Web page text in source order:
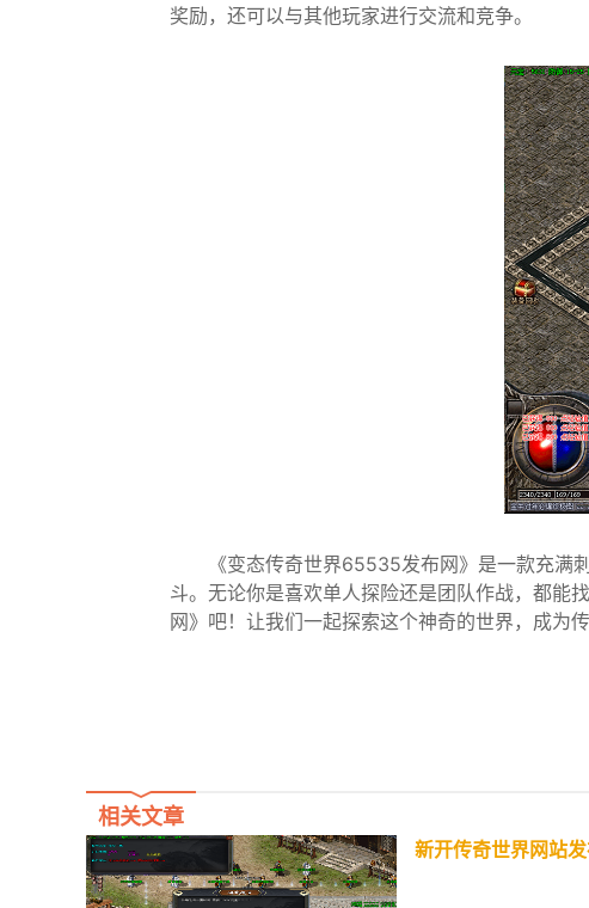
奖励，还可以与其他玩家进行交流和竞争。
《变态传奇世界65535发布网》是一款充满
斗。无论你是喜欢单人探险还是团队作战，都能
网》吧！让我们一起探索这个神奇的世界，成为传
相关文章
新开传奇世界网站